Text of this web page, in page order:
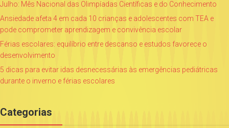
Julho: Mês Nacional das Olimpíadas Científicas e do Conhecimento
Ansiedade afeta 4 em cada 10 crianças e adolescentes com TEA e
pode comprometer aprendizagem e convivência escolar
Férias escolares: equilíbrio entre descanso e estudos favorece o
desenvolvimento
5 dicas para evitar idas desnecessárias às emergências pediátricas
durante o inverno e férias escolares
Categorias